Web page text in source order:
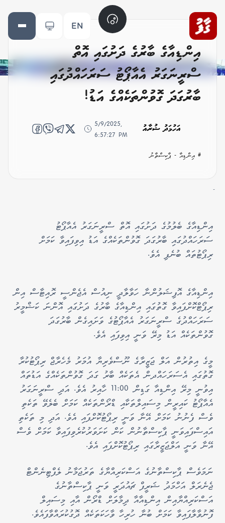
EN
އިންޑިއާގެ ބާރުގެ ދަށުގައި އޮތް
ސްރީނަގަރު އެއާޕޯޓު ސަރަހައްދުގައި
ބާރުގަދަ ގޮވުންތަކެއްގެ އަޑު!
އަހުމަދު ޝުރާއު
5/9/2025,
6:57:27 PM
# އިންޑިއާ - ޕާކިސްތާނު
-
އިންޑިއާގެ ބެލުމުގެ ދަށުގައި އޮތް ސްރީނަގަރު އެއާޕޯޓު
ސަރަހައްދުގައި ބާރުގަދަ ގޮވުންތަކެއްގެ އަޑު އިވިފައިވާ ކަމަށް
ރިޕޯޓުތައް ބުނެފި އެވެ.
އިންޑިއާގެ އޮފިޝަލުންނާ ހަވާލާދީ ނިއުސް އެޖެންސީ ރޮއިޓާސް އިން
ރިޕޯޓްކޮށްފައިވާ ގޮތުގައި އިންޑިއާގެ ބާރުގެ ދަށުގައި އޮންނަ ކަޝްމީރު
ސަރަހައްދުގެ ސްރީނަގަރު އެއާޕޯޓުގެ ވަށައިގެން ބާރުގަދަ
ގޮވުންތަކެއް އަޑު މިރޭ ވަނީ އިވިފައި އެވެ.
މީގެ އިތުރުން އަލް ޖަޒީރާގެ ނޫސްވެރިޔާ އުމަރު މެހެރާޖް ރިޕޯޓުކުރާ
ގޮތުގައި އެސަރަހައްދން އެތަކެއް ބާރު ގަދަ ގޮވުންތަކެއްގެ އަޑުތައް
އިވުނީ މިރޭ އިންޑިއާ ގަޑިން 11:00 ހާއިރު އެވެ. އަދި ސްރީނަގަރު
އެއާޕޯޓު ކައިރީން މިސައިލްތަކާއި ޑްރޯންތަކެއް ކަމަށް ބެލެވޭ ތަކެތި
ވެސް ފެނުނު ކަމަށް އޭނާ ވަނީ ރިޕޯޓުކޮށްފައި އެވެ. އަދި މި ތަކެތި
އައިސްފައިވަނީ ޕާކިސްތާނުން ކަން ކަށަވަރުކުރެވިފައިވާ ކަމަށް ވެސް
އޭނާ ވަނީ އަލްޖަޒީރާގައި ރިޕޯޓުކޮށްފައި އެވެ.
ނަމަވެސް ޕާކިސްތާނުގެ އަސްކަރިއްޔާގެ ތަރުޖަމާނު ލެފްޓިނެންޓް
ޖެނެރަލް އަހްމަދު ޝަރީފް ޗައުދަރީ ވަނީ ޕާކިސްތާނުގެ
އަސްކަރިއްޔާއިން އިންޑިއާއާ ދިމާލަށް ޑްރޯން އާއި މިސައިލް
ފޮނުވާލާފައިވާ ކަމަށް ބުނާ ހުރިހާ ވާހަކަތަކެއް ދޮގުކުރައްވާފައެވެ.